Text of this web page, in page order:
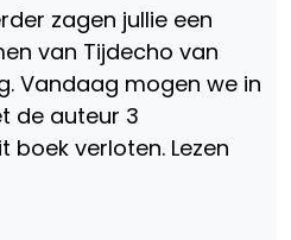
zagen jullie een
van Tijdecho van
Vandaag mogen we in
de auteur 3
boek verloten. Lezen